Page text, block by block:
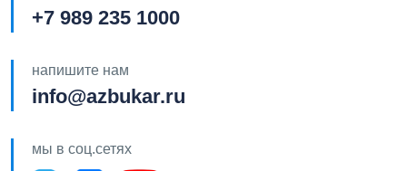
+7 989 235 1000
напишите нам
info@azbukar.ru
мы в соц.сетях